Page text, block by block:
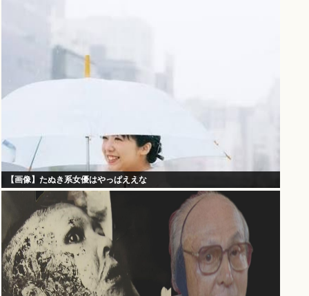
【画像】たぬき系女優はやっぱええな